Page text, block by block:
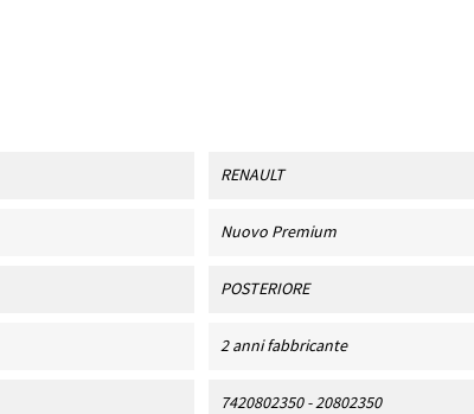
RENAULT
Nuovo Premium
POSTERIORE
2 anni fabbricante
7420802350 - 20802350